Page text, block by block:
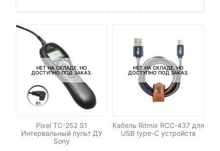
НЕТ НА СКЛАДЕ, НО
ДОСТУПНО ПОД ЗАКАЗ.
Pixel TC-252 S1
Интервальный пульт ДУ
Sony
НЕТ НА СКЛАДЕ, НО
ДОСТУПНО ПОД ЗАКАЗ.
Кабель Ritmix RCC-437 для
USB type-C устройств